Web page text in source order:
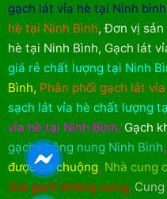
gạch lát vỉa hè tại Ninh bình
hè tại Ninh Bình,Đơn vị sản
hè tại Ninh Bình, Gạch lát
giá rẻ chất lượng tại Ninh
Bình, Phân phối gạch lát
sạch lát vỉa hè chất lượng
vỉa hè tại Ninh Bình, Gạch
gạch không nung Ninh Bình,
được ưa chuộng, Nhà cung
Giá gạch không nung,